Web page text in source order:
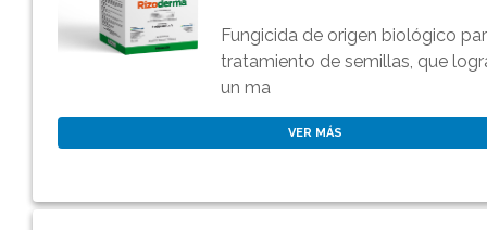
Fungicida de origen biológico
tratamiento de semillas, que
un ma
VER MÁS